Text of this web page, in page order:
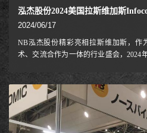
泓杰股份2024美国拉斯维加斯
2024/06/17
NB泓杰股份精彩亮相拉斯维加斯，作
术、交流合作为一体的行业盛会，2024